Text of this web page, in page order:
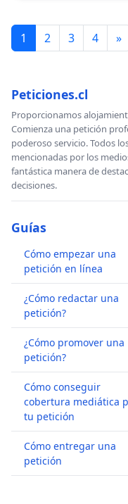
1 2 3 4 »
Peticiones.cl
Proporcionamos
Comienza una petición
poderoso servicio. Todos
mencionadas por los
fantástica manera de
decisiones.
Guías
Cómo empezar una
petición en línea
¿Cómo redactar una
petición?
¿Cómo promover una
petición?
Cómo conseguir
cobertura mediática
tu petición
Cómo entregar una
petición